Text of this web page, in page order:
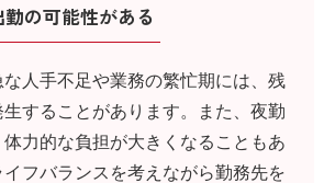
の可能性がある
人手不足や業務の繁忙期には、残
することがあります。また、夜勤
力的な負担が大きくなることもあ
フバランスを考えながら勤務先を